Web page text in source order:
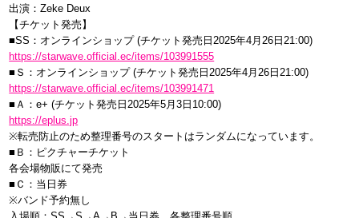
出演：Zeke Deux
【チケット発売】
■SS：オンラインショップ (チケット発売日2025年4月26日21:00)
https://starwave.official.ec/items/103991555
■Ｓ：オンラインショップ (チケット発売日2025年4月26日21:00)
https://starwave.official.ec/items/103991471
■Ａ：e+ (チケット発売日2025年5月3日10:00)
https://eplus.jp
※転売防止のため整理番号のスタートはランダムになっています。
■Ｂ：ピクチャーチケット
各会場物販にて発売
■Ｃ：当日券
※バンド予約無し